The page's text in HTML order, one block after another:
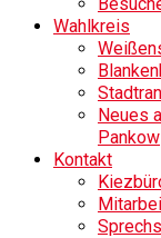
Wahlkreis
Neues
Pankow
Kontakt